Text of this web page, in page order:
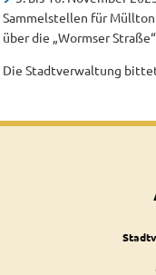
Sammelstellen für
über die „Wormser
Die Stadtverwaltung